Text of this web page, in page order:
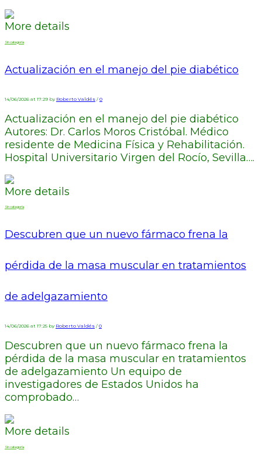
More details
Sin categoría
Actualización en el manejo del pie diabético
14/06/2026 at 17:29 by Roberto Valdés / 0
Actualización en el manejo del pie diabético
Autores: Dr. Carlos Moros Cristóbal. Médico
residente de Medicina Física y Rehabilitación.
Hospital Universitario Virgen del Rocío, Sevilla….
More details
Sin categoría
Descubren que un nuevo fármaco frena la
pérdida de la masa muscular en tratamientos
de adelgazamiento
14/06/2026 at 17:25 by Roberto Valdés / 0
Descubren que un nuevo fármaco frena la
pérdida de la masa muscular en tratamientos
de adelgazamiento Un equipo de
investigadores de Estados Unidos ha
comprobado…
More details
Sin categoría